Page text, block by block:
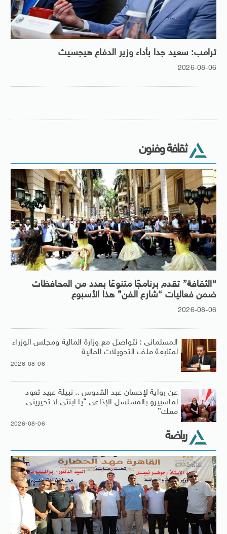
ترامب: سعيد جدا بأداء وزير الدفاع هيجسيث
2026-08-06
ثقافة وفنون
“الثقافة” تقدم برنامجًا متنوعًا بعدد من المحافظات
ضمن فعاليات “شارع الفن” هذا الأسبوع
2026-08-06
المسلمانى : نتواصل مع وزارة المالية ومجلس الوزراء
لمتابعة ملف التحويلات المالية
2026-08-06
عن رواية لإحسان عبد القدوس .. نبيلة عبيد تعود
لماسبيرو بالمسلسل الإذاعى “يا ابنتى لا تحيرينى
معك”
2026-08-06
رياضة